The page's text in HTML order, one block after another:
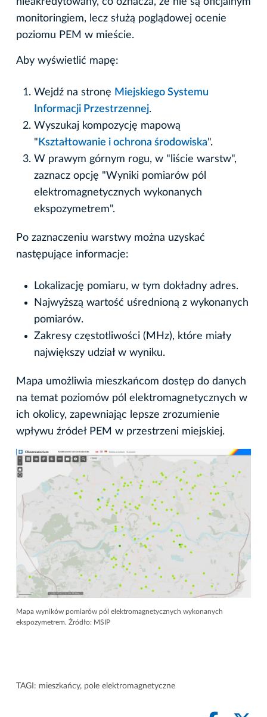
monitoringiem, lecz służą poglądowej ocenie
poziomu PEM w mieście.
Aby wyświetlić mapę:
Wejdź na stronę Miejskiego Systemu
Informacji Przestrzennej.
Wyszukaj kompozycję mapową
" Kształtowanie i ochrona środowiska".
W prawym górnym rogu, w "liście warstw",
zaznacz opcję "Wyniki pomiarów pól
elektromagnetycznych wykonanych
ekspozymetrem".
Po zaznaczeniu warstwy można uzyskać
następujące informacje:
Lokalizację pomiaru, w tym dokładny adres.
Najwyższą wartość uśrednioną z wykonanych
pomiarów.
Zakresy częstotliwości (MHz), które miały
największy udział w wyniku.
Mapa umożliwia mieszkańcom dostęp do danych
na temat poziomów pól elektromagnetycznych w
ich okolicy, zapewniając lepsze zrozumienie
wpływu źródeł PEM w przestrzeni miejskiej.
Mapa wyników pomiarów pól elektromagnetycznych wykonanych
ekspozymetrem. Żródło: MSIP
TAGI: mieszkańcy, pole elektromagnetyczne